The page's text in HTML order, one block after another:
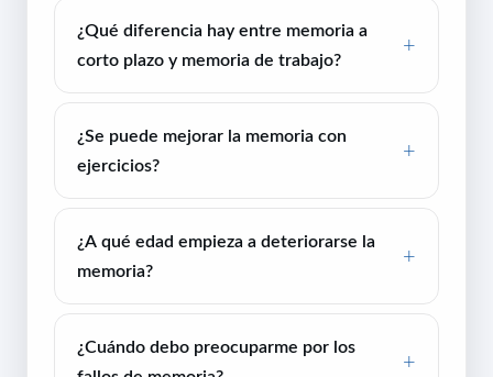
¿Qué diferencia hay entre memoria a
corto plazo y memoria de trabajo?
¿Se puede mejorar la memoria con
ejercicios?
¿A qué edad empieza a deteriorarse la
memoria?
¿Cuándo debo preocuparme por los